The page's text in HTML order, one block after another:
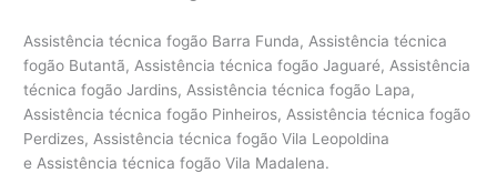
Assistência técnica fogão Barra Funda, Assistência técnica
fogão Butantã, Assistência técnica fogão Jaguaré, Assistência
técnica fogão Jardins, Assistência técnica fogão Lapa,
Assistência técnica fogão Pinheiros, Assistência técnica fogão
Perdizes, Assistência técnica fogão Vila Leopoldina
e Assistência técnica fogão Vila Madalena.